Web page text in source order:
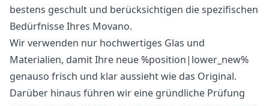
bestens geschult und berücksichtigen die spezifischen
Bedürfnisse Ihres Movano.
Wir verwenden nur hochwertiges Glas und
Materialien, damit Ihre neue %position|lower_new%
genauso frisch und klar aussieht wie das Original.
Darüber hinaus führen wir eine gründliche Prüfung